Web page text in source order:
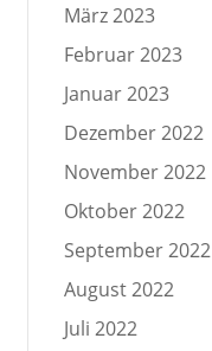
März 2023
Februar 2023
Januar 2023
Dezember 2022
November 2022
Oktober 2022
September 2022
August 2022
Juli 2022